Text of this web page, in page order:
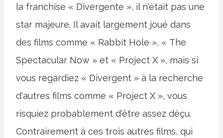
la franchise « Divergente », il n'était pas une
star majeure. Il avait largement joué dans
des films comme « Rabbit Hole », « The
Spectacular Now » et « Project X », mais si
vous regardiez « Divergent » à la recherche
d'autres films comme « Project X », vous
risquiez probablement d'être assez déçu.
Contrairement à ces trois autres films, qui